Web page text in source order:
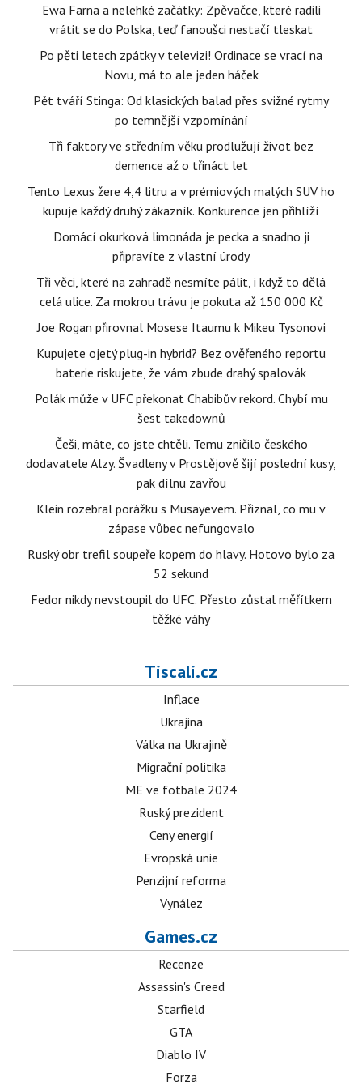
Ewa Farna a nelehké začátky: Zpěvačce, které radili
vrátit se do Polska, teď fanoušci nestačí tleskat
Po pěti letech zpátky v televizi! Ordinace se vrací na
Novu, má to ale jeden háček
Pět tváří Stinga: Od klasických balad přes svižné rytmy
po temnější vzpomínání
Tři faktory ve středním věku prodlužují život bez
demence až o třináct let
Tento Lexus žere 4,4 litru a v prémiových malých SUV ho
kupuje každý druhý zákazník. Konkurence jen přihlíží
Domácí okurková limonáda je pecka a snadno ji
připravíte z vlastní úrody
Tři věci, které na zahradě nesmíte pálit, i když to dělá
celá ulice. Za mokrou trávu je pokuta až 150 000 Kč
Joe Rogan přirovnal Mosese Itaumu k Mikeu Tysonovi
Kupujete ojetý plug-in hybrid? Bez ověřeného reportu
baterie riskujete, že vám zbude drahý spalovák
Polák může v UFC překonat Chabibův rekord. Chybí mu
šest takedownů
Češi, máte, co jste chtěli. Temu zničilo českého
dodavatele Alzy. Švadleny v Prostějově šijí poslední kusy,
pak dílnu zavřou
Klein rozebral porážku s Musayevem. Přiznal, co mu v
zápase vůbec nefungovalo
Ruský obr trefil soupeře kopem do hlavy. Hotovo bylo za
52 sekund
Fedor nikdy nevstoupil do UFC. Přesto zůstal měřítkem
těžké váhy
Tiscali.cz
Inflace
Ukrajina
Válka na Ukrajině
Migrační politika
ME ve fotbale 2024
Ruský prezident
Ceny energií
Evropská unie
Penzijní reforma
Vynález
Games.cz
Recenze
Assassin's Creed
Starfield
GTA
Diablo IV
Forza